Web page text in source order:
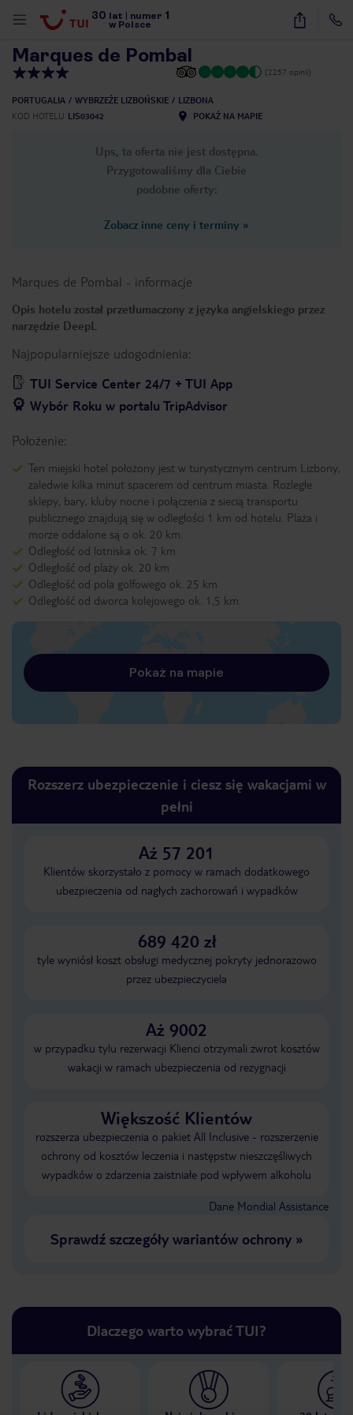
30 lat numer 1
w Polsce
23
Marques de Pombal
(2257 opinii)
PORTUGALIA WYBRZEŻE LIZBOŃSKIE
LIZBONA
KOD HOTELU LIS03042 POKAŻ NA MAPIE
Ups, ta oferta nie jest dostępna.
Przygotowaliśmy dla Ciebie
podobne oferty:
Zobacz inne ceny i terminy »
Marques de Pombal - informacje
Opis hotelu został przetłumaczony z języka angielskiego przez
narzędzie DeepL
Najpopularniejsze udogodnienia:
TUI Service Center 24/7 + TUI App
Wybór Roku w portalu TripAdvisor
Położenie:
Ten miejski hotel położony jest w turystycznym centrum Lizbony,
zaledwie kilka minut spacerem od centrum miasta. Rozległe
sklepy, bary, kluby nocne i połączenia z siecią transportu
publicznego znajdują się w odległości 1 km od hotelu. Plaża i
morze oddalone są o ok. 20 km.
Odległość od lotniska ok. 7 km
Odległość od plaży ok. 20 km
Odległość od pola golfowego ok. 25 km
Odległość od dworca kolejowego ok. 1,5 km.
Pokaż na mapie
Rozszerz ubezpieczenie i ciesz się wakacjami w
pełni
Aż 57 201
Klientów skorzystało z pomocy w ramach dodatkowego
ubezpieczenia od nagłych zachorowań i wypadków
689 420 zł
tyle wyniósł koszt obsługi medycznej pokryty jednorazowo
przez ubezpieczyciela
Aż 9002
w przypadku tylu rezerwacji Klienci otrzymali zwrot kosztów
wakacji w ramach ubezpieczenia od rezygnacji
Większość Klientów
rozszerza ubezpieczenia o pakiet All Inclusive - rozszerzenie
ochrony od kosztów leczenia i następstw nieszczęśliwych
wypadków o zdarzenia zaistniałe pod wpływem alkoholu
Dane Mondial Assistance
Sprawdź szczegóły wariantów ochrony»
Dlaczego warto wybrać TUI?